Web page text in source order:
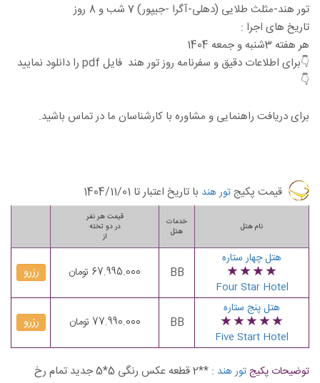
تور هند-مثلث طلایی (دهلی-آگرا -جیپور) 7 شب و 8 روز
تاریخ های اجرا :
هر هفته 3شنبه و جمعه 1404
👇برای اطلاعات دقیق و سفرنامه روز تور هند فایل pdf را دانلود نمایید
👇
برای دریافت راهنمایی و مشاوره با کارشناسان ما در تماس باشید.
قیمت پکیجتور هند با تاریخ اعتبار تا 1404/11/01
نام هتل
خدمات
هتل
قیمت هر نفر
در دو تخته
از
هتل چهار ستاره
Four Star Hotel
BB 67.995.000 تومان رزرو
هتل پنج ستاره
Five Start Hotel
BB 77.990.000 تومان رزرو
توضیحات پکیجتور هند :
**2 قطعه عکس رنگی 5*5 جدید تمام رخ